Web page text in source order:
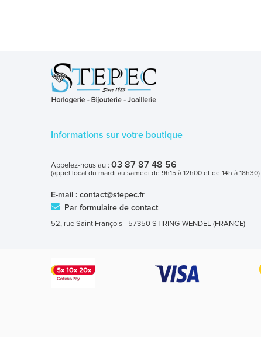
Informations sur votre boutique
Appelez-nous au : 03 87 87 48 56
(appel local du mardi au samedi de 9h15 à 12h00 et de 14h à 18h30)
E-mail : contact@stepec.fr
Par formulaire de contact
52, rue Saint François - 57350 STIRING-WENDEL (FRANCE)